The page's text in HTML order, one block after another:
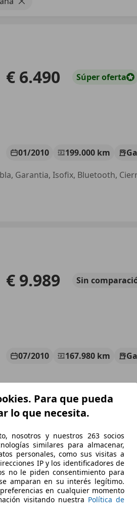
€ 6.490 Súperoferta
01/2010 199.000 km
€ 9.989 Sin
07/2010 167.980 km
€ 13.300 Sin
Para que pueda
lo que necesita.
nosotros y nuestros 263 socios
similares para almacenar,
personales, como sus visitas a
IP y los identificadores de
no le piden consentimiento para
amparan en su interés legítimo.
en cualquier momento
visitando nuestra Política de